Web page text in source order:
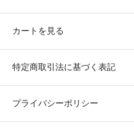
カートを見る
特定商取引法に基づく表記
プライバシーポリシー